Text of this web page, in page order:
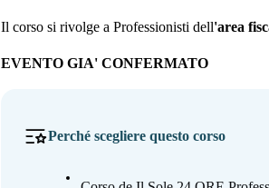
Il corso si rivolge a Professionisti dell'area
EVENTO GIA' CONFERMATO
Perché scegliere questo corso